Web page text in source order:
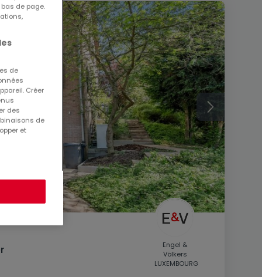
Engel &
Völkers
LUXEMBOURG
de page.
de
Créer
des
de
et